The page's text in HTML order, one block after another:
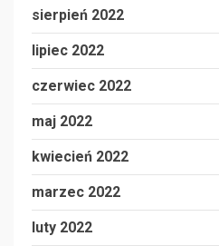
sierpień 2022
lipiec 2022
czerwiec 2022
maj 2022
kwiecień 2022
marzec 2022
luty 2022